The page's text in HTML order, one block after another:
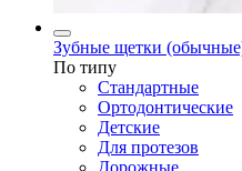
Зубные щетки
По типу
Стандартные
Ортодонтические
Детские
Для протезов
Дорожные